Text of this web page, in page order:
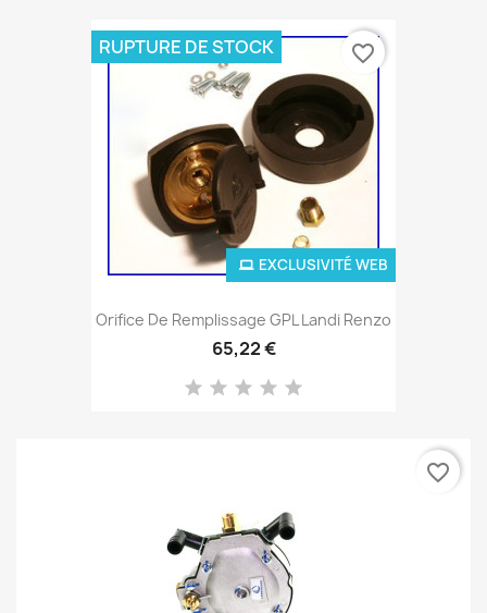
Orifice De Remplissage GPL Landi Renzo
65,22 €
EXCLUSIVITÉ WEB
RUPTURE DE STOCK favorite_border
favorite_border